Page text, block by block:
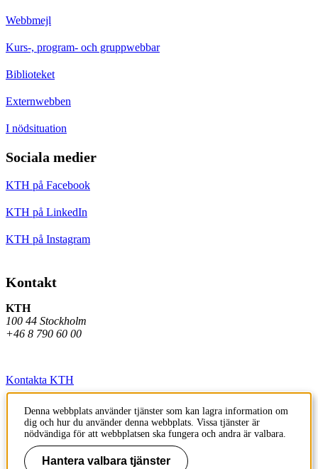
Webbmejl
Kurs-, program- och gruppwebbar
Biblioteket
Externwebben
I nödsituation
Sociala medier
KTH på Facebook
KTH på LinkedIn
KTH på Instagram
Kontakt
KTH
100 44 Stockholm
+46 8 790 60 00
Kontakta KTH
Jobba på KTH
Press och media
Faktura och betalning KTH
Denna webbplats använder tjänster som kan lagra information om
dig och hur du använder denna webbplats. Vissa tjänster är
nödvändiga för att webbplatsen ska fungera och andra är valbara.
Hantera valbara tjänster